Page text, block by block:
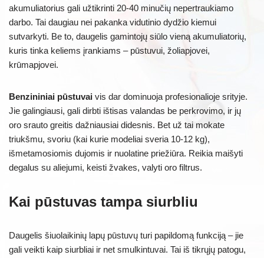
akumuliatorius gali užtikrinti 20-40 minučių nepertraukiamo
darbo. Tai daugiau nei pakanka vidutinio dydžio kiemui
sutvarkyti. Be to, daugelis gamintojų siūlo vieną akumuliatorių,
kuris tinka keliems įrankiams – pūstuvui, žoliapjovei,
krūmapjovei.
Benzininiai pūstuvai vis dar dominuoja profesionalioje srityje.
Jie galingiausi, gali dirbti ištisas valandas be perkrovimo, ir jų
oro srauto greitis dažniausiai didesnis. Bet už tai mokate
triukšmu, svoriu (kai kurie modeliai sveria 10-12 kg),
išmetamosiomis dujomis ir nuolatine priežiūra. Reikia maišyti
degalus su aliejumi, keisti žvakes, valyti oro filtrus.
Kai pūstuvas tampa siurbliu
Daugelis šiuolaikinių lapų pūstuvų turi papildomą funkciją – jie
gali veikti kaip siurbliai ir net smulkintuvai. Tai iš tikrųjų patogu,